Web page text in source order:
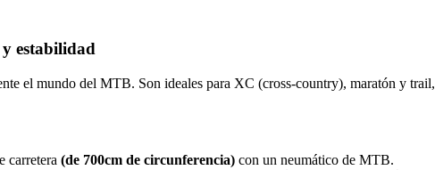
estabilidad
el mundo del MTB. Son ideales para XC (cross-country), maratón y
carretera (de 700cm de circunferencia) con un neumático de MTB.